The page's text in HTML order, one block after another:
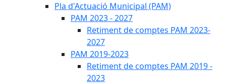
Pla d'Actuació Municipal (PAM)
PAM 2023 - 2027
Retiment de comptes PAM 2023-
2027
PAM 2019-2023
Retiment de comptes PAM 2019 -
2023